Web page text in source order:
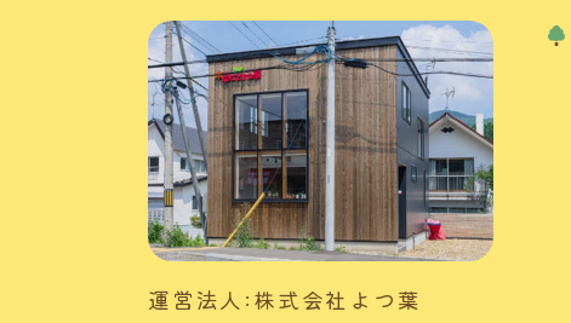
運営法人:株式会社よつ葉